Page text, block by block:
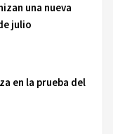
una nueva
julio
en la prueba del